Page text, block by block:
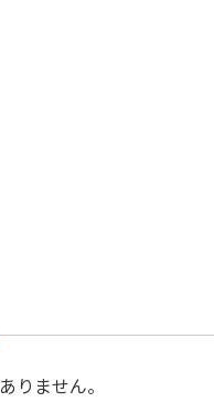
りません。